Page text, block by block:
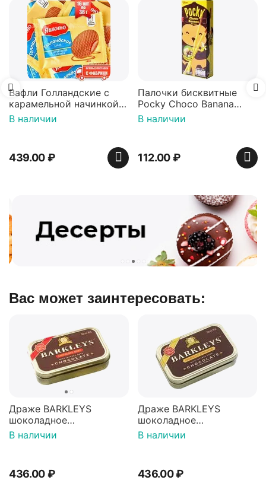
Вафли Голландские с
карамельной начинкой
16 шт по 36 г ТМ Яшкино
В наличии
439.00₽
Палочки бисквитные
Pocky Choco Banana
25гр
В наличии
112.00₽
Вас может заинтересовать:
Драже BARKLEYS
шоколадное
CHOCOLATE MINT Мята
В наличии
436.00₽
Драже BARKLEYS
шоколадное
CHOCOLATE CINNAMON
Корица 50г
В наличии
436.00₽